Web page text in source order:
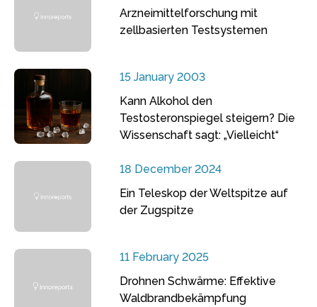
Arzneimittelforschung mit
zellbasierten Testsystemen
15 January 2003
Kann Alkohol den
Testosteronspiegel steigern? Die
Wissenschaft sagt: „Vielleicht“
18 December 2024
Ein Teleskop der Weltspitze auf
der Zugspitze
11 February 2025
Drohnen Schwärme: Effektive
Waldbrandbekämpfung